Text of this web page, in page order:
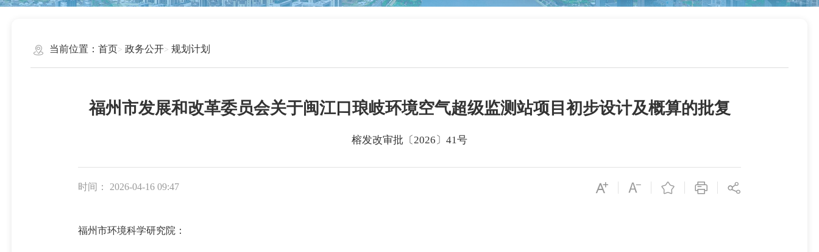
当前位置： 首页 政务公开 规划计划
福州市发展和改革委员会关于闽江口琅岐环境空气超级监测站项目初步设计及概算的批复
榕发改审批〔2026〕41号
时间： 2026-04-16 09:47
福州市环境科学研究院：